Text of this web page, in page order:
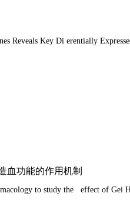
Reveals Key Di erentially
血功能的作用机制
to study the effect of Gei